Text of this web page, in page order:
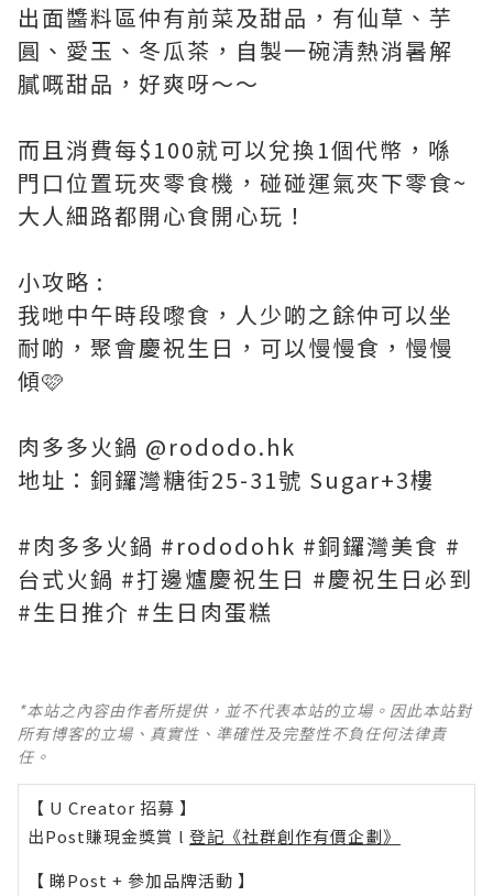
出面醬料區仲有前菜及甜品，有仙草、芋
圓、愛玉、冬瓜茶，自製一碗清熱消暑解
膩嘅甜品，好爽呀～～
而且消費每$100就可以兌換1個代幣，喺
門口位置玩夾零食機，碰碰運氣夾下零食~
大人細路都開心食開心玩！
小攻略 :
我哋中午時段嚟食，人少啲之餘仲可以坐
耐啲，聚會慶祝生日，可以慢慢食，慢慢
傾🩷
肉多多火鍋 @rododo.hk
地址：銅鑼灣糖街25-31號 Sugar+3樓
#肉多多火鍋 #rododohk #銅鑼灣美食 #
台式火鍋 #打邊爐慶祝生日 #慶祝生日必到
#生日推介 #生日肉蛋糕
*本站之內容由作者所提供，並不代表本站的立場。因此本站對
所有博客的立場、真實性、準確性及完整性不負任何法律責
任。
【 U Creator 招募 】
出Post賺現金獎賞 l 登記《社群創作有價企劃》
【 睇Post + 參加品牌活動 】